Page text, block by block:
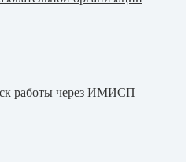
работы через ИМИСП